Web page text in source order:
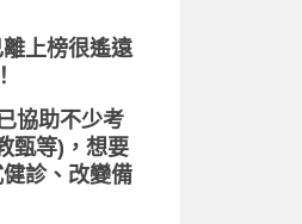
上榜很遙遠
協助不少考
甄等)，想要
診、改變備